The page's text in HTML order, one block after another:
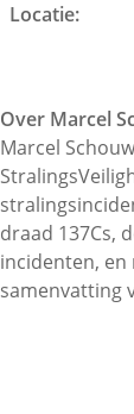
Locatie:
Over Marcel
Marcel
draad 137Cs,
incidenten, en
samenvatting